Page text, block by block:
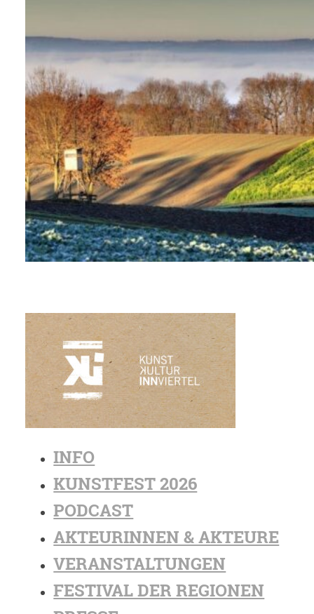
INFO
KUNSTFEST 2026
PODCAST
AKTEURINNEN & AKTEURE
VERANSTALTUNGEN
FESTIVAL DER REGIONEN